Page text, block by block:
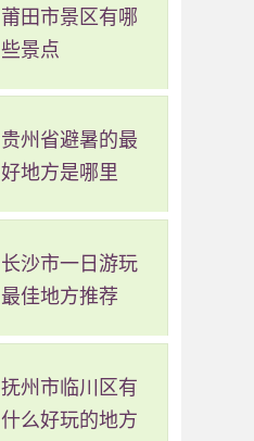
莆田市景区有哪
些景点
贵州省避暑的最
好地方是哪里
长沙市一日游玩
最佳地方推荐
抚州市临川区有
什么好玩的地方